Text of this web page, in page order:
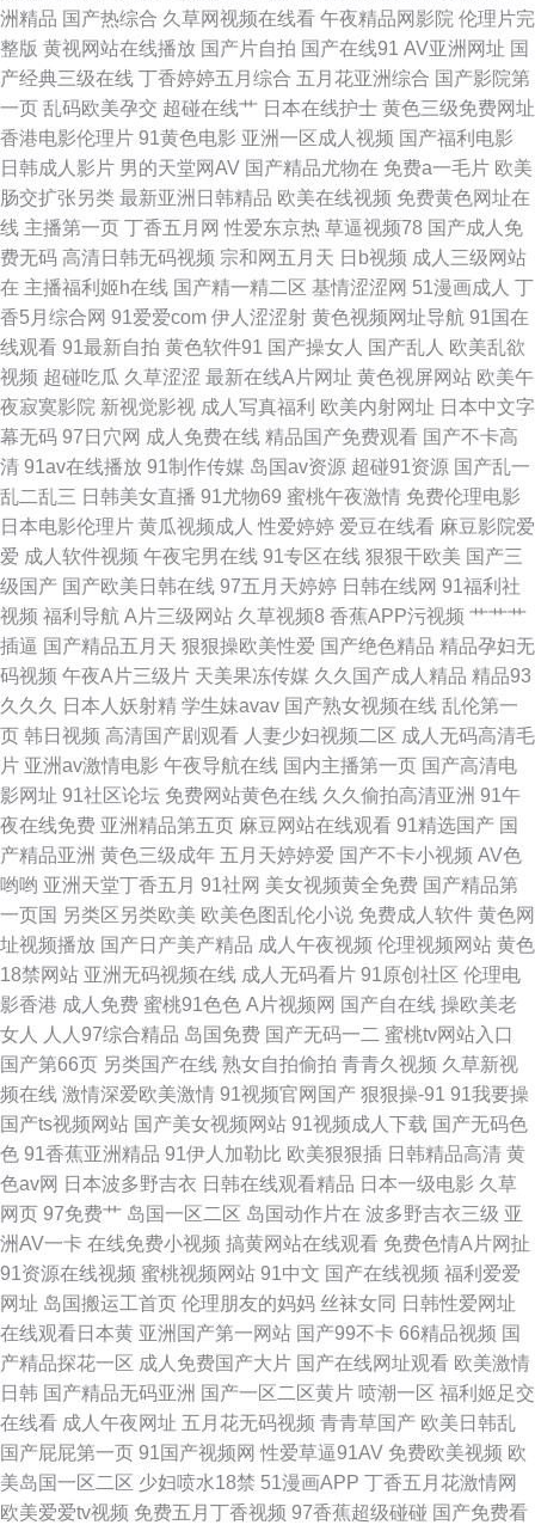
利色欲 青青草人人操av 婷婷色女网 伊人色大香蕉 91超碰人人爽 91精品10
91论坛视频 91社国产剧情 91网站入口桃色 91在线小视频网址 东京热一本
道免费网站 九十一官方网站含羞草 男人天堂网手机版 日韩亚洲精品在线 瑟
瑟com 五月涩涩婷婷 性爱网男人的天堂 91精品老司机 肏屄福利 国产精品人
人操 久草韩日WWW 免费黄色三级片 欧美日韩二区 日比打炮 三级黄色毛片
国内 婷婷在线超碰 91精选变态直播 a片网站ww 东方av影院 国产精品欧美性
爱 后入影院 久久金品视频 欧美性爱原创第一页 日韩精品国伦在线播放 天堂
男人操 九九热精品国产视频 欧美性爱91 午夜福利电源 91超碰在线九色 91
看片成人版 91视频合集 91夜剧场 国产精品49 久草福利在线视频了 色色福
利视频 影音先锋AV草莓 91九色系列 91视频网站在线观看免费 成人免费超碰
在线 国内精品久久高潮 男人天堂视頻 色日韩在线 91pron视频在线 91入囗
91原创探花 啊v在线视频 国产在线激情五月天 久久精品青 欧美免费网18 日
本无毛美女 无码日啪网 伊人WWW在线 91超碰天堂 91精选变态直播 91视频
首页蝌蚪 91足交视频在线观看 超碰97逼 国产bbwav免费看 激情开心五月天
老司机福利 色色五月天激情综合网 91av福利 91九色色窝窝 91桃色在线 AV
天堂香蕉AV
洲精品 国产热综合 久草网视频在线看 午夜精品网影院 伦理片完
整版 黄视网站在线播放 国产片自拍 国产在线91 AV亚洲网址 国
产经典三级在线 丁香婷婷五月综合 五月花亚洲综合 国产影院第
一页 乱码欧美孕交 超碰在线艹 日本在线护士 黄色三级免费网址
香港电影伦理片 91黄色电影 亚洲一区成人视频 国产福利电影
日韩成人影片 男的天堂网AV 国产精品尤物在 免费a一毛片 欧美
肠交扩张另类 最新亚洲日韩精品 欧美在线视频 免费黄色网址在
线 主播第一页 丁香五月网 性爱东京热 草逼视频78 国产成人免
费无码 高清日韩无码视频 宗和网五月天 日b视频 成人三级网站
在 主播福利姬h在线 国产精一精二区 基情涩涩网 51漫画成人 丁
香5月综合网 91爱爱com 伊人涩涩射 黄色视频网址导航 91国在
线观看 91最新自拍 黄色软件91 国产操女人 国产乱人 欧美乱欲
视频 超碰吃瓜 久草涩涩 最新在线A片网址 黄色视屏网站 欧美午
夜寂寞影院 新视觉影视 成人写真福利 欧美内射网址 日本中文字
幕无码 97日穴网 成人免费在线 精品国产免费观看 国产不卡高
清 91av在线播放 91制作传媒 岛国av资源 超碰91资源 国产乱一
乱二乱三 日韩美女直播 91尤物69 蜜桃午夜激情 免费伦理电影
日本电影伦理片 黄瓜视频成人 性爱婷婷 爱豆在线看 麻豆影院爱
爱 成人软件视频 午夜宅男在线 91专区在线 狠狠干欧美 国产三
级国产 国产欧美日韩在线 97五月天婷婷 日韩在线网 91福利社
视频 福利导航 A片三级网站 久草视频8 香蕉APP污视频 艹艹艹
插逼 国产精品五月天 狠狠操欧美性爱 国产绝色精品 精品孕妇无
码视频 午夜A片三级片 天美果冻传媒 久久国产成人精品 精品93
久久久
日本人妖射精 学生妹avav 国产熟女视频在线 乱伦第一
页 韩日视频 高清国产剧观看 人妻少妇视频二区 成人无码高清毛
片 亚洲av激情电影 午夜导航在线 国内主播第一页 国产高清电
影网址 91社区论坛 免费网站黄色在线 久久偷拍高清亚洲 91午
夜在线免费 亚洲精品第五页 麻豆网站在线观看 91精选国产 国
产精品亚洲 黄色三级成年 五月天婷婷爱 国产不卡小视频 AV色
哟哟 亚洲天堂丁香五月 91社网 美女视频黄全免费 国产精品第
一页国 另类区另类欧美 欧美色图乱伦小说 免费成人软件 黄色网
址视频播放 国产日产美产精品 成人午夜视频 伦理视频网站 黄色
18禁网站 亚洲无码视频在线 成人无码看片 91原创社区 伦理电
影香港 成人免费 蜜桃91色色 A片视频网 国产自在线 操欧美老
女人
人人97综合精品 岛国免费 国产无码一二 蜜桃tv网站入口
国产第66页 另类国产在线 熟女自拍偷拍 青青久视频 久草新视
频在线 激情深爱欧美激情 91视频官网国产 狠狠操-91 91我要操
国产ts视频网站 国产美女视频网站 91视频成人下载 国产无码色
色 91香蕉亚洲精品 91伊人加勒比 欧美狠狠插 日韩精品高清 黄
色av网 日本波多野吉衣 日韩在线观看精品 日本一级电影 久草
网页 97免费艹 岛国一区二区 岛国动作片在 波多野吉衣三级 亚
洲AV一卡 在线免费小视频 搞黄网站在线观看 免费色情A片网扯
91资源在线视频 蜜桃视频网站 91中文 国产在线视频 福利爱爱
网址 岛国搬运工首页 伦理朋友的妈妈 丝袜女同 日韩性爱网址
在线观看日本黄 亚洲国产第一网站 国产99不卡 66精品视频 国
产精品探花一区 成人免费国产大片 国产在线网址观看 欧美激情
日韩 国产精品无码亚洲 国产一区二区黄片 喷潮一区 福利姬足交
在线看 成人午夜网址 五月花无码视频 青青草国产 欧美日韩乱
国产屁屁第一页 91国产视频网 性爱草逼91AV 免费欧美视频 欧
美岛国一区二区 少妇喷水18禁 51漫画APP 丁香五月花激情网
欧美爱爱tv视频 免费五月丁香视频 97香蕉超级碰碰 国产免费看